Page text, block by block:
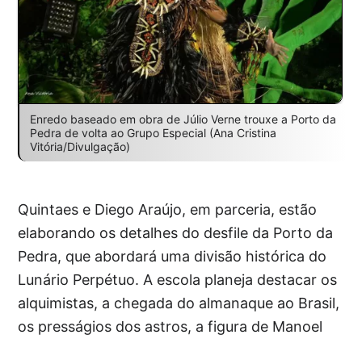
Enredo baseado em obra de Júlio Verne trouxe a Porto da
Pedra de volta ao Grupo Especial (Ana Cristina
Vitória/Divulgação)
Quintaes e Diego Araújo, em parceria, estão
elaborando os detalhes do desfile da Porto da
Pedra, que abordará uma divisão histórica do
Lunário Perpétuo. A escola planeja destacar os
alquimistas, a chegada do almanaque ao Brasil,
os presságios dos astros, a figura de Manoel